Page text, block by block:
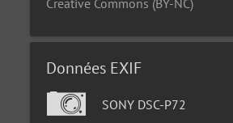
Creative Commons (BY-NC)
Données EXIF
SONY DSC-P72